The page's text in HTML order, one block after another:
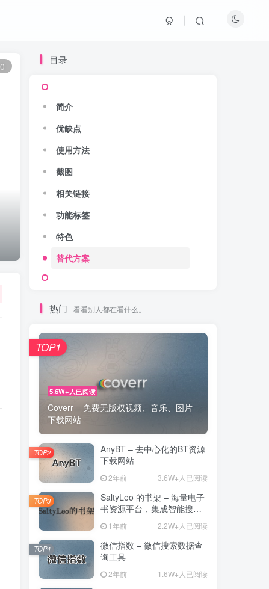
0
目录
简介
优缺点
使用方法
截图
相关链接
功能标签
特色
替代方案
热门 看看别人都在看什么。
5.6W+人已阅读
Coverr – 免费无版权视频、音乐、图片
下载网站
TOP1
AnyBT – 去中心化的BT资源
下载网站
2年前 3.6W+人已阅读
TOP2
SaltyLeo 的书架 – 海量电子
书资源平台，集成智能搜索
1年前 2.2W+人已阅读
TOP3
微信指数 – 微信搜索数据查
询工具
2年前 1.6W+人已阅读
TOP4